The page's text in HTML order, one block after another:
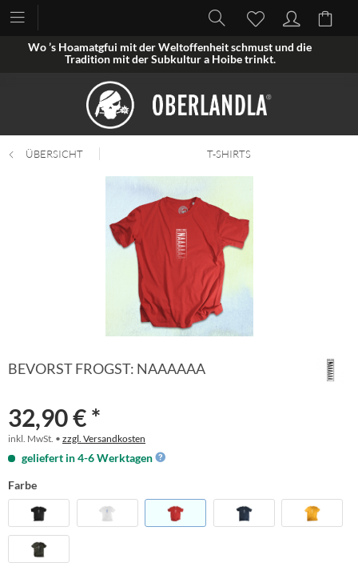
Wo ’s Hoamatgfui mit der Weltoffenheit schmust und die
Tradition mit der Subkultur a Hoibe trinkt.
ÜBERSICHT T-SHIRTS
BEVORST FROGST: NAAAAAA
32,90 € *
inkl. MwSt. • zzgl. Versandkosten
geliefert in 4-6 Werktagen
Farbe